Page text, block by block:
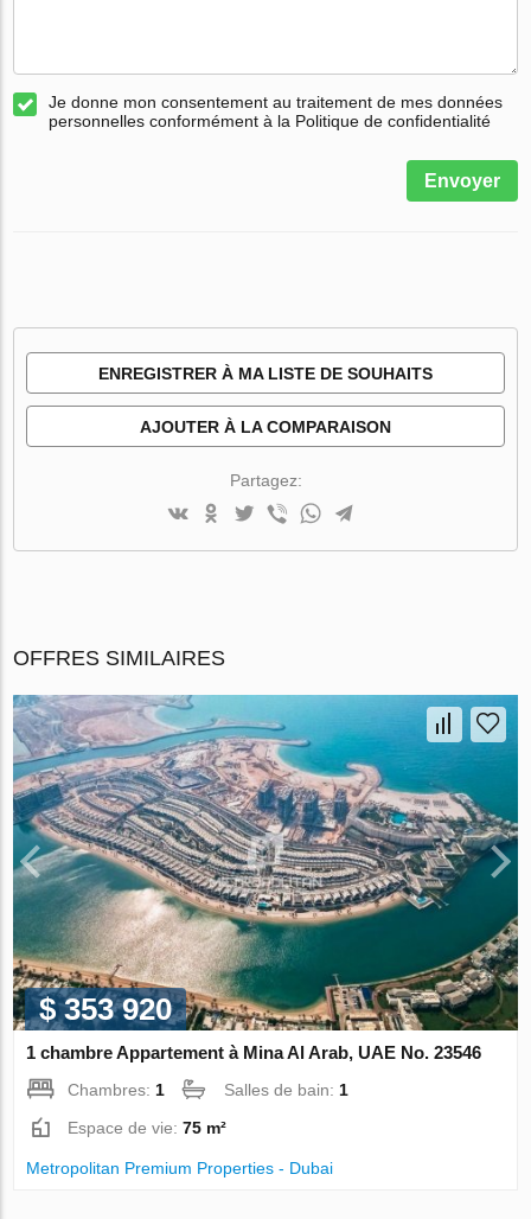
Je donne mon consentement au traitement de mes données
personnelles conformément à la Politique de confidentialité
Envoyer
ENREGISTRER À MA LISTE DE SOUHAITS
AJOUTER À LA COMPARAISON
Partagez:
OFFRES SIMILAIRES
$ 353 920
1 chambre Appartement à Mina Al Arab, UAE No. 23546
Chambres:1 Salles de bain:1
Espace de vie:75 m²
Metropolitan Premium Properties - Dubai